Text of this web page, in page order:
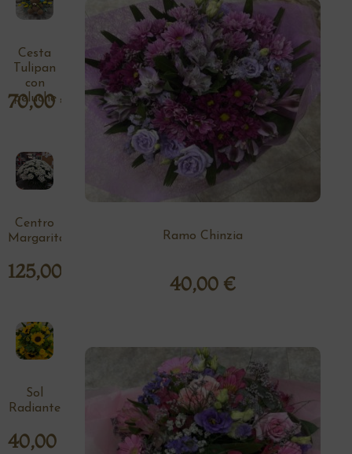
Ramo Chinzia
40,00 €
Cesta
Tulipan
con
peluche
70,00€
Centro
Margaritas
125,00
Sol
Radiante
40,00